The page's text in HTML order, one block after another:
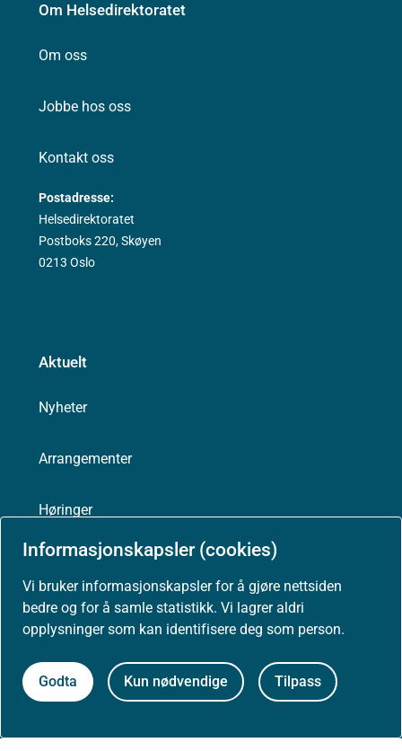
Informasjonskapsler (cookies)
Vi bruker informasjonskapsler for å gjøre nettsiden
bedre og for å samle statistikk. Vi lagrer aldri
opplysninger som kan identifisere deg som person.
Godta Kun nødvendige Tilpass
Om Helsedirektoratet
Om oss
Jobbe hos oss
Kontakt oss
Postadresse:
Helsedirektoratet
Postboks 220, Skøyen
0213 Oslo
Aktuelt
Nyheter
Arrangementer
Høringer
Presse
Om nettstedet